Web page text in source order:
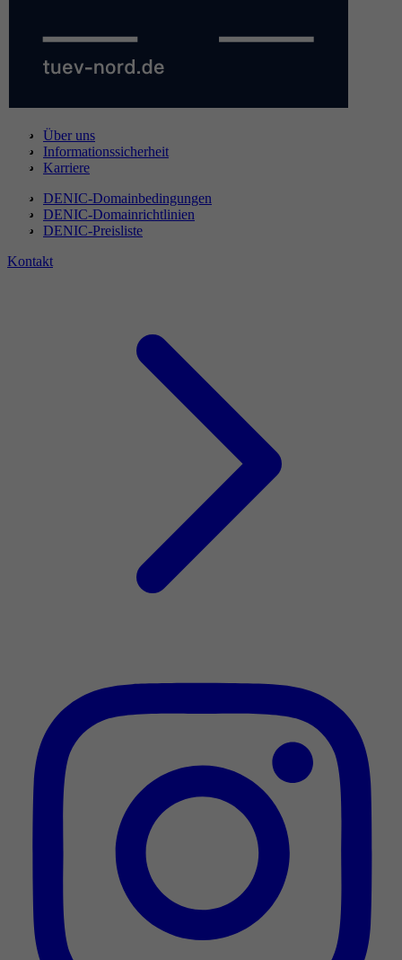
Über uns
Informationssicherheit
Karriere
DENIC-Domainbedingungen
DENIC-Domainrichtlinien
DENIC-Preisliste
Kontakt